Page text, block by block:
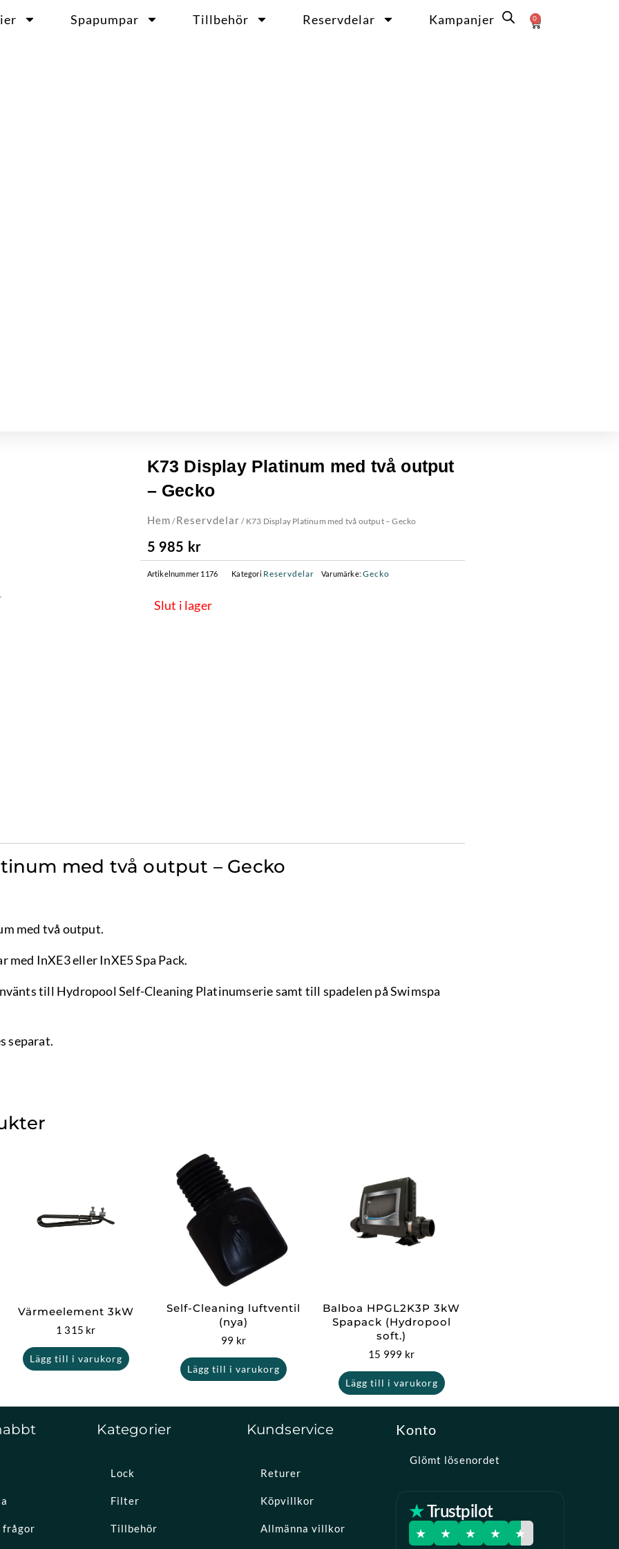
Spapumpar Tillbehör Reservdelar Kampanjer 0
Varukorg
K73 Display Platinum med två output
– Gecko
Hem /Reservdelar / K73 Display Platinum med två output – Gecko
5 985 kr
Artikelnummer 1176 Kategori Reservdelar Varumärke:Gecko
Slut i lager
med två output – Gecko
med två output.
med InXE3 eller InXE5 Spa Pack.
till Hydropool Self-Cleaning Platinumserie samt till spadelen på Swimspa
separat.
Värmeelement 3kW
1 315 kr
Lägg till i varukorg
Self-Cleaning luftventil
(nya)
99 kr
Lägg till i varukorg
Balboa HPGL2K3P 3kW
Spapack (Hydropool
soft.)
15 999 kr
Lägg till i varukorg
frågor
Kategorier
Lock
Filter
Tillbehör
Kundservice
Returer
Köpvillkor
Allmänna villkor
Konto
Glömt lösenordet
★ Trustpilot
★ ★ ★ ★ ★